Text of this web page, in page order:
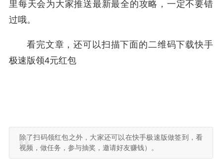
里每天会为大家推送最新最全的攻略，一定不要错
过哦。
看完文章，还可以扫描下面的二维码下载快手
极速版领4元红包
除了扫码领红包之外，大家还可以在快手极速版做签到，看
视频，做任务，参与抽奖，邀请好友赚钱）。